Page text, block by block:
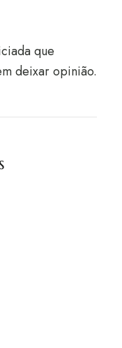
que
deixar opinião.